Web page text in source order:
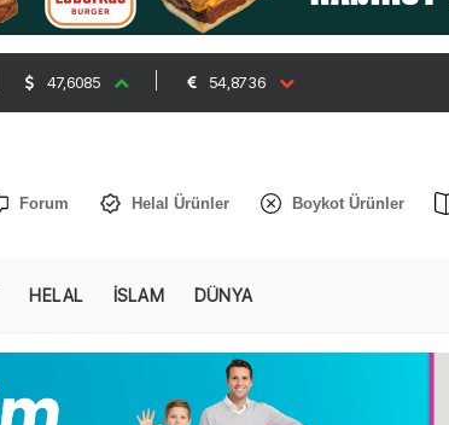
47,6085 54,8736
Forum Helal Ürünler Boykot Ürünler
HELAL İSLAM DÜNYA